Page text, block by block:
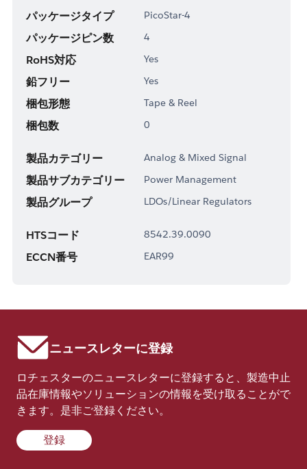
パッケージタイプ PicoStar-4
パッケージピン数 4
RoHS対応 Yes
鉛フリー Yes
梱包形態 Tape & Reel
梱包数 0
製品カテゴリー Analog & Mixed Signal
製品サブカテゴリー Power Management
製品グループ LDOs/Linear Regulators
HTSコード 8542.39.0090
ECCN番号 EAR99
ニュースレターに登録
ロチェスターのニュースレターに登録すると、製造中止
品在庫情報やソリューションの情報を受け取ることがで
きます。是非ご登録ください。
登録